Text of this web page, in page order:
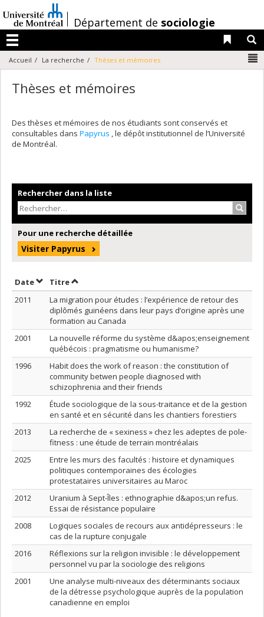
au
contenu
/Département de sociologie
Menu
Liens
Accueil La recherche Thèses et mémoires
Thèses et mémoires
Des thèses et mémoires de nos étudiants sont conservés et
consultables dans Papyrus , le dépôt institutionnel de l’Université
de Montréal.
Rechercher dans la liste
Pour une recherche détaillée
Visiter Papyrus
DateTrier par date en ordre croissant
TitreTrier par titre en ordre croissant
2011
La migration pour études : l’expérience de retour des
diplômés guinéens dans leur pays d’origine après une
formation au Canada
2001
La nouvelle réforme du système d&apos;enseignement
québécois : pragmatisme ou humanisme?
1996
Habit does the work of reason : the constitution of
community betwen people diagnosed with
schizophrenia and their friends
1992
Étude sociologique de la sous-traitance et de la gestion
en santé et en sécurité dans les chantiers forestiers
2013
La recherche de « sexiness » chez les adeptes de pole-
fitness : une étude de terrain montréalais
2025
Entre les murs des facultés : histoire et dynamiques
politiques contemporaines des écologies
protestataires universitaires au Maroc
2012
Uranium à Sept-Îles : ethnographie d&apos;un refus.
Essai de résistance populaire
2008
Logiques sociales de recours aux antidépresseurs : le
cas de la rupture conjugale
2016
Réflexions sur la religion invisible : le développement
personnel vu par la sociologie des religions
2001
Une analyse multi-niveaux des déterminants sociaux
de la détresse psychologique auprès de la population
canadienne en emploi